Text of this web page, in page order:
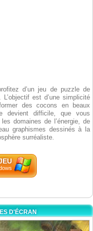
d’un jeu de puzzle de
est d’une simplicité
des cocons en beaux
devient difficile, que vous
domaines de l’énergie, de
graphismes dessinés à la
surréaliste.
D'ÉCRAN